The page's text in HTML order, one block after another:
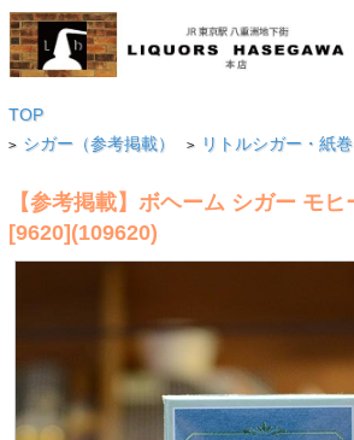
TOP
> シガー（参考掲載） > リトルシガー・紙巻
【参考掲載】ボヘーム シガー モヒ
[9620](109620)